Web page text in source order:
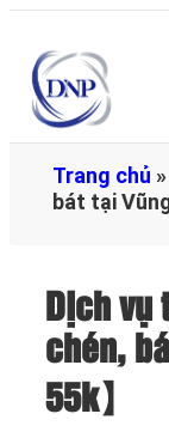
Trang chủ »
bát tại
Dịch vụ
chén,
55k】